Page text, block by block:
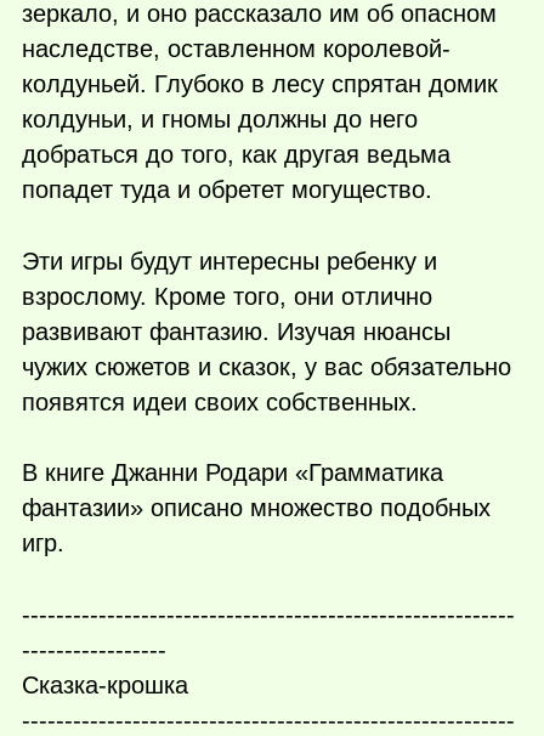
зеркало, и оно рассказало им об опасном
наследстве, оставленном королевой-
колдуньей. Глубоко в лесу спрятан домик
колдуньи, и гномы должны до него
добраться до того, как другая ведьма
попадет туда и обретет могущество.
Эти игры будут интересны ребенку и
взрослому. Кроме того, они отлично
развивают фантазию. Изучая нюансы
чужих сюжетов и сказок, у вас обязательно
появятся идеи своих собственных.
В книге Джанни Родари «Грамматика
фантазии» описано множество подобных
игр.
----------------------------------------------------------
-----------------
Сказка-крошка
----------------------------------------------------------